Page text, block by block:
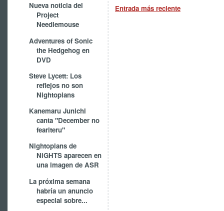
Nueva noticia del
Project
Needlemouse
Adventures of Sonic
the Hedgehog en
DVD
Steve Lycett: Los
reflejos no son
Nightopians
Kanemaru Junichi
canta "December no
feariteru"
Nightopians de
NiGHTS aparecen en
una imagen de ASR
La próxima semana
habría un anuncio
especial sobre...
Entrada más reciente